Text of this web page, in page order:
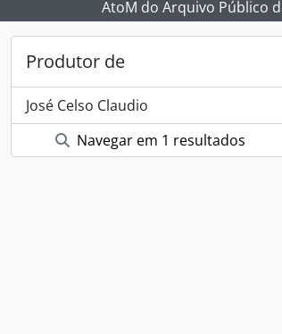
AtoM do Arquivo Público
Produtor de
José Celso Claudio
Navegar em 1 resultados